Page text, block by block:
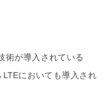
術が導入されている
においても導入され